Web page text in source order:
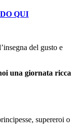
QUI
del gusto e
una giornata ricca
supereroi o